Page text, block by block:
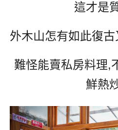
這才是
外木山怎有如此復
難怪能賣私房料理,
鮮熱